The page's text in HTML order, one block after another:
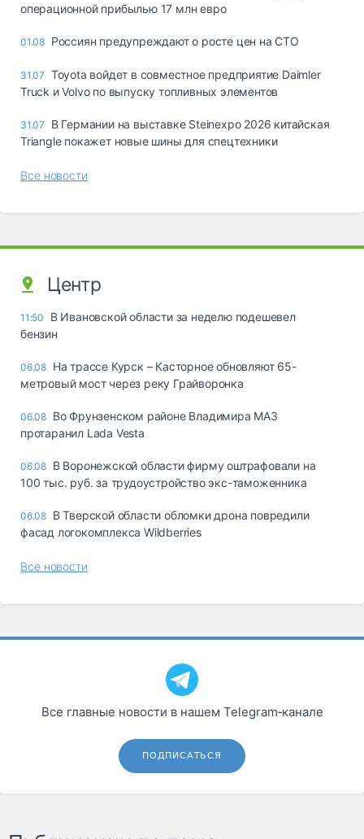
операционной прибылью 17 млн евро
01.08 Россиян предупреждают о росте цен на СТО
31.07 Toyota войдет в совместное предприятие Daimler
Truck и Volvo по выпуску топливных элементов
31.07
В Германии на выставке Steinexpo 2026 китайская
Triangle покажет новые шины для спецтехники
Все новости
Центр
11:50
В Ивановской области за неделю подешевел
бензин
06.08 На трассе Курск – Касторное обновляют 65-
метровый мост через реку Грайворонка
06.08 Во Фрунзенском районе Владимира МАЗ
протаранил Lada Vesta
06.08 В Воронежской области фирму оштрафовали на
100 тыс. руб. за трудоустройство экс-таможенника
06.08 В Тверской области обломки дрона повредили
фасад логокомплекса Wildberries
Все новости
Все главные новости в нашем Telegram‑канале
ПОДПИСАТЬСЯ